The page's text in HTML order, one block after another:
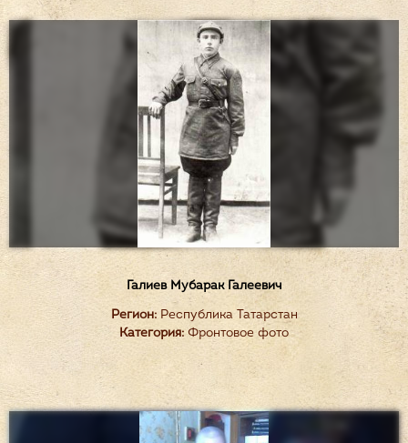
Галиев Мубарак Галеевич
Регион:Республика Татарстан
Категория:Фронтовое фото